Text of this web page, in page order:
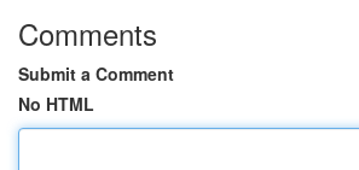
Comments
Submit a Comment
No HTML